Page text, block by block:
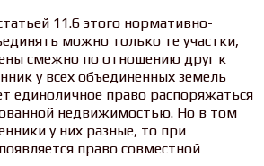
11.6 этого нормативно-
можно только те участки,
смежно по отношению друг к
у всех объединенных земель
единоличное право распоряжаться
недвижимостью. Но в том
у них разные, то при
право совместной